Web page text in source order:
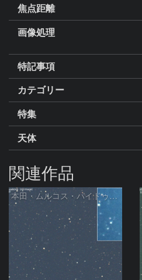
焦点距離
画像処理
特記事項
カテゴリー
特集
天体
関連作品
本田・ムルコス・パイドゥシャーコヴァー彗星 (45P ) の予報位置：2026/01/28